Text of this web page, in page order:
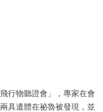
行物聽證會」，專家在會
具遺體在祕魯被發現，並